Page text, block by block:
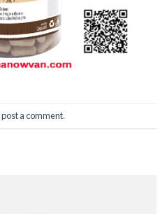
post a comment.